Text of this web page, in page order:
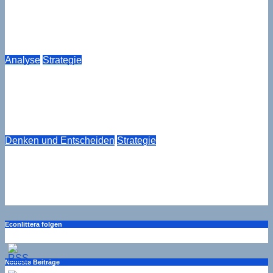
Analyse Strategie
Denken und Entscheiden Strategie
Econlittera folgen
Neueste Beiträge